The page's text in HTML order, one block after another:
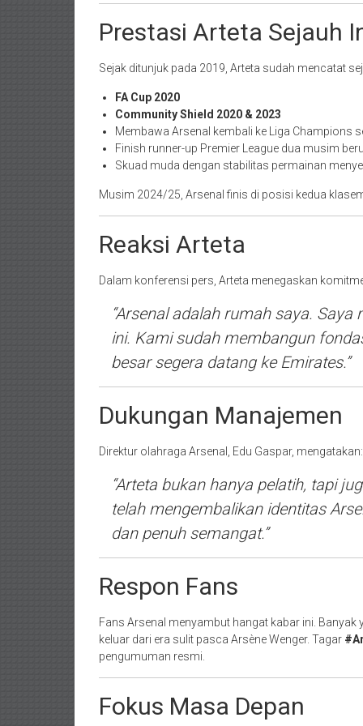
Prestasi Arteta Sejauh
Sejak ditunjuk pada 2019, Arteta sudah mencatat
FA Cup 2020
Community Shield 2020 & 2023
Membawa Arsenal kembali ke Liga Champions
Finish runner-up Premier League dua musim
Skuad muda dengan stabilitas permainan
Musim 2024/25, Arsenal finis di posisi kedua
Reaksi Arteta
Dalam konferensi pers, Arteta menegaskan
“Arsenal adalah rumah saya.
ini. Kami sudah membangun
besar segera datang ke Emirates.”
Dukungan Manajemen
Direktur olahraga Arsenal, Edu Gaspar, mengatakan:
“Arteta bukan hanya pelatih, tapi
telah mengembalikan identitas
dan penuh semangat.”
Respon Fans
Fans Arsenal menyambut hangat kabar ini.
keluar dari era sulit pasca Arsène Wenger. Tagar
pengumuman resmi.
Fokus Masa Depan